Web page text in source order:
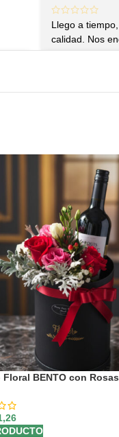
Llego a
calidad. Nos
Floral BENTO con